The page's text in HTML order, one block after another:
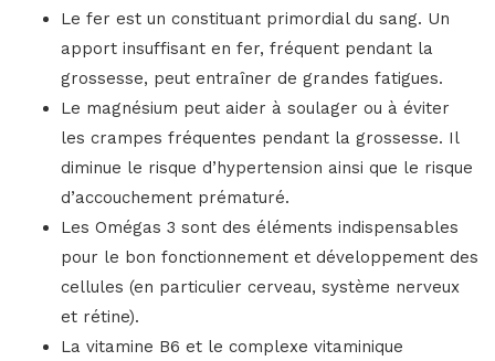
Le fer est un constituant primordial du sang. Un
apport insuffisant en fer, fréquent pendant la
grossesse, peut entraîner de grandes fatigues.
Le magnésium peut aider à soulager ou à éviter
les crampes fréquentes pendant la grossesse. Il
diminue le risque d’hypertension ainsi que le risque
d’accouchement prématuré.
Les Omégas 3 sont des éléments indispensables
pour le bon fonctionnement et développement des
cellules (en particulier cerveau, système nerveux
et rétine).
La vitamine B6 et le complexe vitaminique